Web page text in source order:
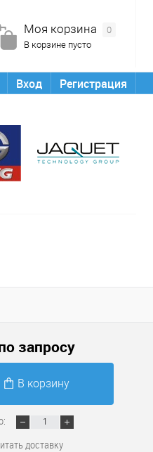
Моя корзина
0
В корзине пусто
Вход Регистрация
запросу
В корзину
доставку